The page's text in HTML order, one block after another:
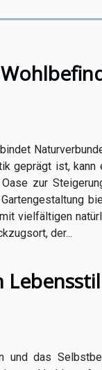
geprägt ist, kann
zur
vielfältigen
der...
Lebensstil
und das